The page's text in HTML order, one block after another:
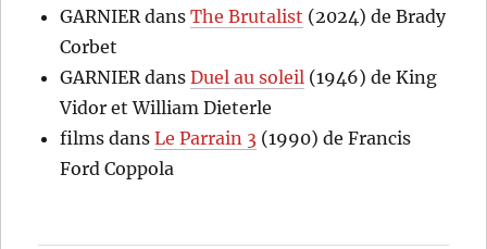
GARNIER dansThe Brutalist (2024) de Brady
Corbet
GARNIER dansDuel au soleil (1946) de King
Vidor et William Dieterle
films dansLe Parrain 3 (1990) de Francis
Ford Coppola